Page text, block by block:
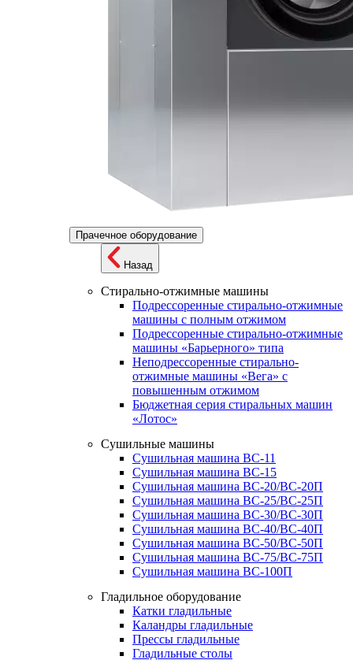
Прачечное оборудование
Назад
Стирально-отжимные машины
Подрессоренные стирально-отжимные
машины с полным отжимом
Подрессоренные стирально-отжимные
машины «Барьерного» типа
Неподрессоренные стирально-
отжимные машины «Вега» с
повышенным отжимом
Бюджетная серия стиральных машин
«Лотос»
Сушильные машины
Сушильная машина ВС-11
Сушильная машина ВС-15
Сушильная машина ВС-20/ВС-20П
Сушильная машина ВС-25/ВС-25П
Сушильная машина ВС-30/ВС-30П
Сушильная машина ВС-40/ВС-40П
Сушильная машина ВС-50/ВС-50П
Сушильная машина ВС-75/ВС-75П
Сушильная машина ВС-100П
Гладильное оборудование
Катки гладильные
Каландры гладильные
Прессы гладильные
Гладильные столы